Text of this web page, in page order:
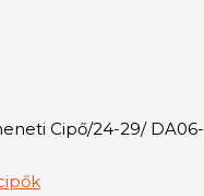
Cipő/24-29/ DA06-